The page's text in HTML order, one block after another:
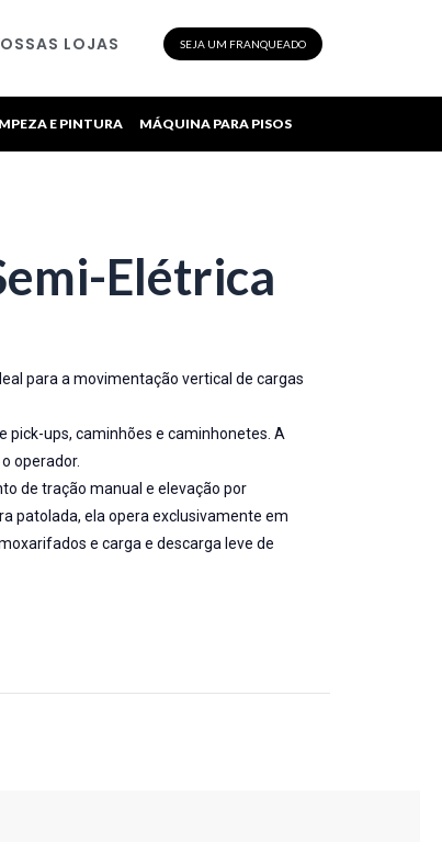
LOJAS SEJA UM FRANQUEADO
E PINTURA MÁQUINA PARA PISOS
Elétrica
para a movimentação vertical de cargas
pick-ups, caminhões e caminhonetes. A
operador.
de tração manual e elevação por
patolada, ela opera exclusivamente em
e carga e descarga leve de